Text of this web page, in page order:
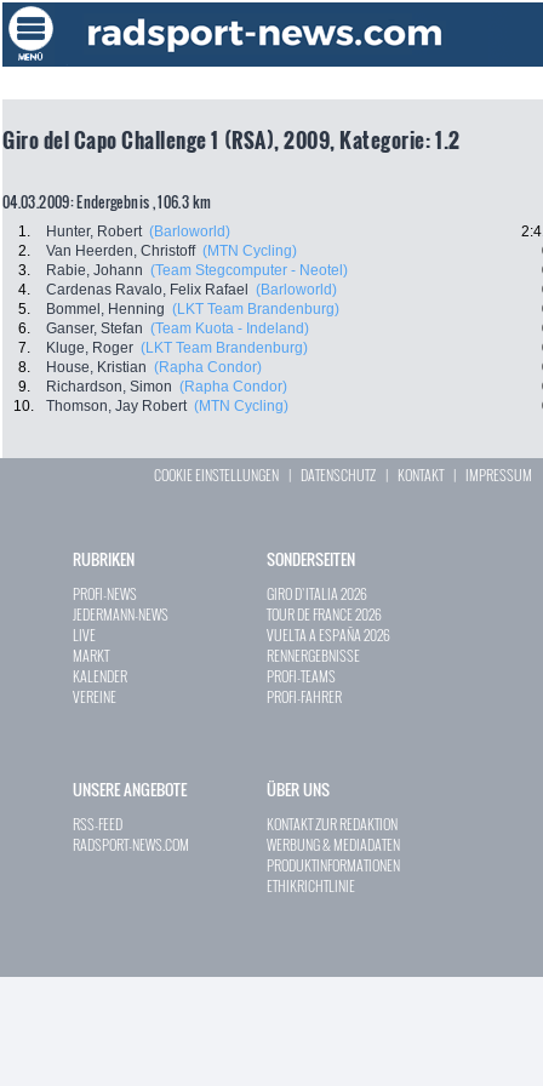
Giro del Capo Challenge 1 (RSA), 2009, Kategorie: 1.2
04.03.2009: Endergebnis , 106.3 km
1. Hunter, Robert (Barloworld)
2.
Van Heerden, Christoff (MTN Cycling)
3.
Rabie, Johann (Team Stegcomputer - Neotel)
4.
Cardenas Ravalo, Felix Rafael (Barloworld)
5.
Bommel, Henning (LKT Team Brandenburg)
6.
Ganser, Stefan (Team Kuota - Indeland)
7.
Kluge, Roger (LKT Team Brandenburg)
8.
House, Kristian (Rapha Condor)
9.
Richardson, Simon (Rapha Condor)
10.
Thomson, Jay Robert (MTN Cycling)
COOKIE EINSTELLUNGEN | DATENSCHUTZ | KONTAKT| IMPRESSUM
RUBRIKEN
PROFI-NEWS
JEDERMANN-NEWS
LIVE
MARKT
KALENDER
VEREINE
SONDERSEITEN
GIRO D`ITALIA 2026
TOUR DE FRANCE 2026
VUELTA A ESPAÑA 2026
RENNERGEBNISSE
PROFI-TEAMS
PROFI-FAHRER
UNSERE ANGEBOTE
RSS-FEED
RADSPORT-NEWS.COM
ÜBER UNS
KONTAKT ZUR REDAKTION
WERBUNG & MEDIADATEN
PRODUKTINFORMATIONEN
ETHIKRICHTLINIE